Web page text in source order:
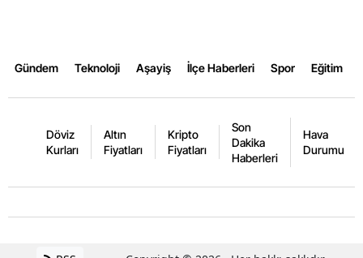
Gündem Teknoloji Aşayiş İlçe Haberleri Spor Eğitim
Döviz
Kurları
Altın
Fiyatları
Kripto
Fiyatları
Son
Dakika
Haberleri
Hava
Durumu